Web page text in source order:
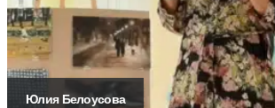
Юлия Белоусова